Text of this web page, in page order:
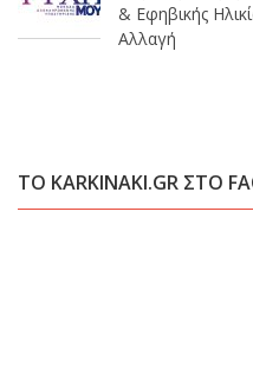
& Εφηβικής
Αλλαγή
ΤΟ KARKINAKI.GR ΣΤΟ